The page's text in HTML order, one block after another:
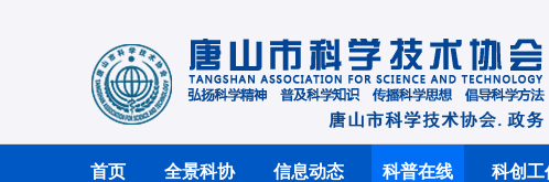
首页 全景科协 信息动态 科普在线 科创工